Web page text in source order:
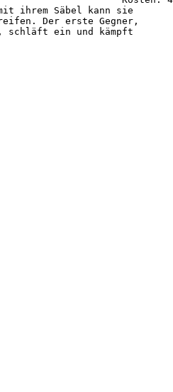
ihrem Säbel kann sie
Der erste Gegner,
schläft ein und kämpft